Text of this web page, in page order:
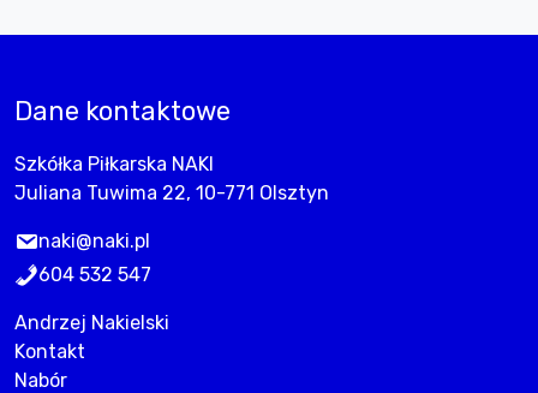
Dane kontaktowe
Szkółka Piłkarska NAKI
Juliana Tuwima 22, 10-771 Olsztyn
naki@naki.pl
604 532 547
Andrzej Nakielski
Kontakt
Nabór